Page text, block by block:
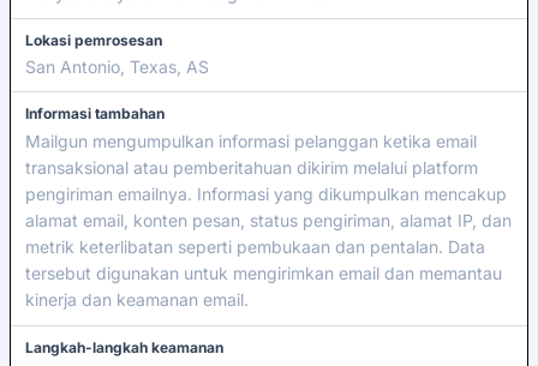
Lokasi pemrosesan
San Antonio, Texas, AS
Informasi tambahan
Mailgun mengumpulkan informasi pelanggan ketika email
transaksional atau pemberitahuan dikirim melalui platform
pengiriman emailnya. Informasi yang dikumpulkan mencakup
alamat email, konten pesan, status pengiriman, alamat IP, dan
metrik keterlibatan seperti pembukaan dan pentalan. Data
tersebut digunakan untuk mengirimkan email dan memantau
kinerja dan keamanan email.
Langkah-langkah keamanan